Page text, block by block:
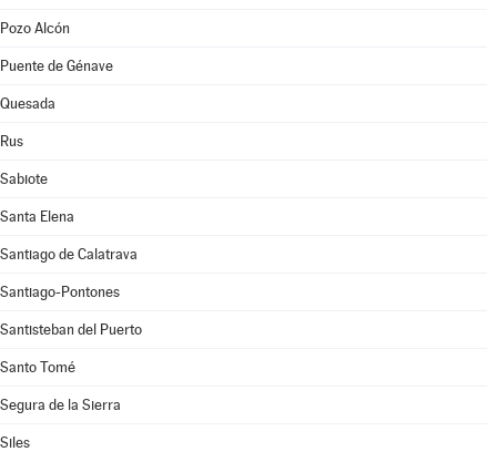
Pozo Alcón
Puente de Génave
Quesada
Rus
Sabiote
Santa Elena
Santiago de Calatrava
Santiago-Pontones
Santisteban del Puerto
Santo Tomé
Segura de la Sierra
Siles